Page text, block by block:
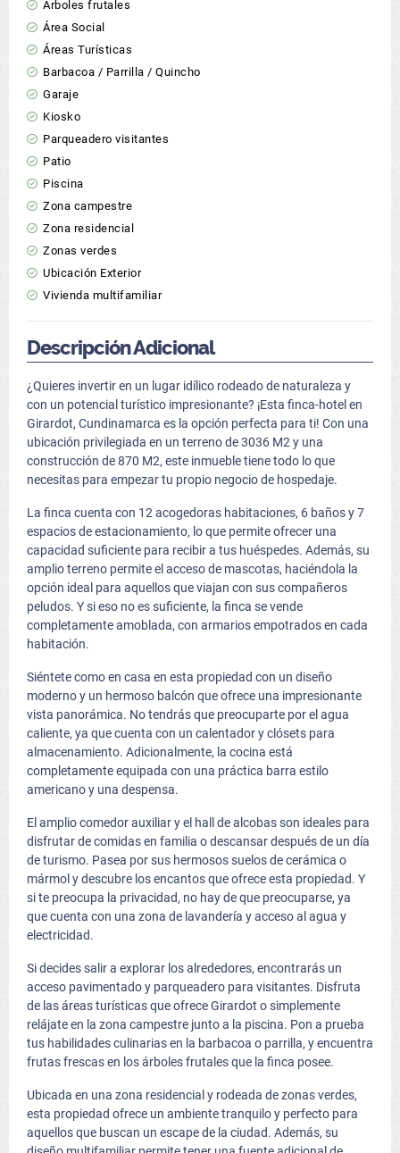
Árboles frutales
Área Social
Áreas Turísticas
Barbacoa / Parrilla / Quincho
Garaje
Kiosko
Parqueadero visitantes
Patio
Piscina
Zona campestre
Zona residencial
Zonas verdes
Ubicación Exterior
Vivienda multifamiliar
Descripción Adicional
¿Quieres invertir en un lugar idílico rodeado de naturaleza y
con un potencial turístico impresionante? ¡Esta finca-hotel en
Girardot, Cundinamarca es la opción perfecta para ti! Con una
ubicación privilegiada en un terreno de 3036 M2 y una
construcción de 870 M2, este inmueble tiene todo lo que
necesitas para empezar tu propio negocio de hospedaje.
La finca cuenta con 12 acogedoras habitaciones, 6 baños y 7
espacios de estacionamiento, lo que permite ofrecer una
capacidad suficiente para recibir a tus huéspedes. Además, su
amplio terreno permite el acceso de mascotas, haciéndola la
opción ideal para aquellos que viajan con sus compañeros
peludos. Y si eso no es suficiente, la finca se vende
completamente amoblada, con armarios empotrados en cada
habitación.
Siéntete como en casa en esta propiedad con un diseño
moderno y un hermoso balcón que ofrece una impresionante
vista panorámica. No tendrás que preocuparte por el agua
caliente, ya que cuenta con un calentador y clósets para
almacenamiento. Adicionalmente, la cocina está
completamente equipada con una práctica barra estilo
americano y una despensa.
El amplio comedor auxiliar y el hall de alcobas son ideales para
disfrutar de comidas en familia o descansar después de un día
de turismo. Pasea por sus hermosos suelos de cerámica o
mármol y descubre los encantos que ofrece esta propiedad. Y
si te preocupa la privacidad, no hay de que preocuparse, ya
que cuenta con una zona de lavandería y acceso al agua y
electricidad.
Si decides salir a explorar los alrededores, encontrarás un
acceso pavimentado y parqueadero para visitantes. Disfruta
de las áreas turísticas que ofrece Girardot o simplemente
relájate en la zona campestre junto a la piscina. Pon a prueba
tus habilidades culinarias en la barbacoa o parrilla, y encuentra
frutas frescas en los árboles frutales que la finca posee.
Ubicada en una zona residencial y rodeada de zonas verdes,
esta propiedad ofrece un ambiente tranquilo y perfecto para
aquellos que buscan un escape de la ciudad. Además, su